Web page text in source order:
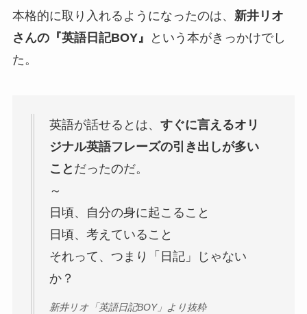
本格的に取り入れるようになったのは、 新井リオ
さんの『英語日記BOY』
という本がきっかけでし
た。
英語が話せるとは、 すぐに言えるオリ
ジナル英語フレーズの引き出しが多い
こと だったのだ。
～
日頃、自分の身に起こること
日頃、考えていること
それって、つまり「日記」じゃない
か？
新井リオ「英語日記BOY」より抜粋